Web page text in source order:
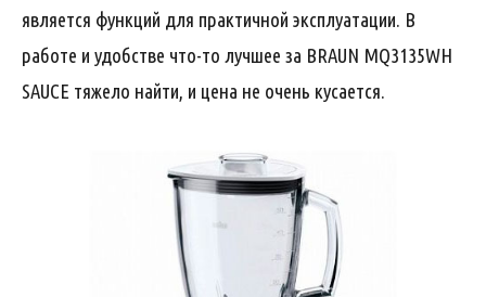
является функций для практичной эксплуатации. В
работе и удобстве что-то лучшее за BRAUN MQ3135WH
SAUCE тяжело найти, и цена не очень кусается.